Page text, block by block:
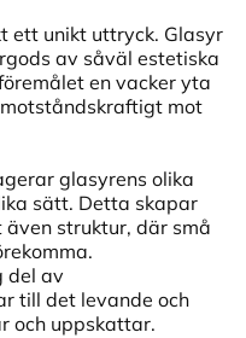
ett unikt uttryck. Glasyr
av såväl estetiska
en vacker yta
mot
glasyrens olika
sätt. Detta skapar
struktur, där små
del av
till det levande och
och uppskattar.